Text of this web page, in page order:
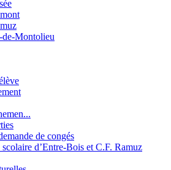
de-Montolieu
de congés
d’Entre-Bois et C.F. Ramuz